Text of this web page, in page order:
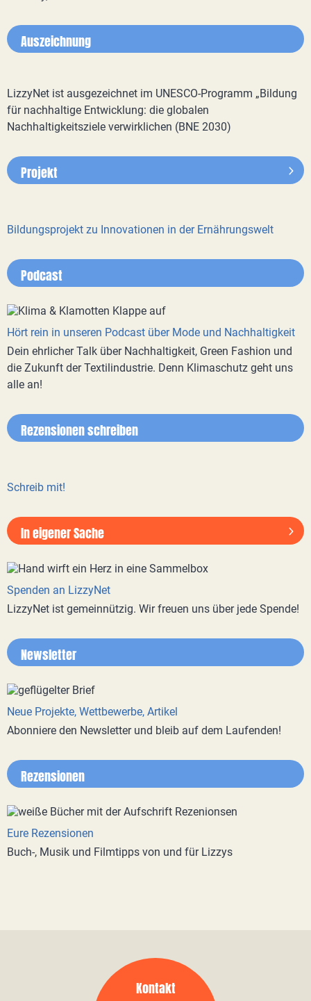
Auszeichnung
LizzyNet ist ausgezeichnet im UNESCO-Programm „Bildung
für nachhaltige Entwicklung: die globalen
Nachhaltigkeitsziele verwirklichen (BNE 2030)
Projekt
Bildungsprojekt zu Innovationen in der Ernährungswelt
Podcast
Hört rein in unseren Podcast über Mode und Nachhaltigkeit
Dein ehrlicher Talk über Nachhaltigkeit, Green Fashion und
die Zukunft der Textilindustrie. Denn Klimaschutz geht uns
alle an!
Rezensionen schreiben
Schreib mit!
In eigener Sache
Spenden an LizzyNet
LizzyNet ist gemeinnützig. Wir freuen uns über jede Spende!
Newsletter
Neue Projekte, Wettbewerbe, Artikel
Abonniere den Newsletter und bleib auf dem Laufenden!
Rezensionen
Eure Rezensionen
Buch-, Musik und Filmtipps von und für Lizzys
Kontakt